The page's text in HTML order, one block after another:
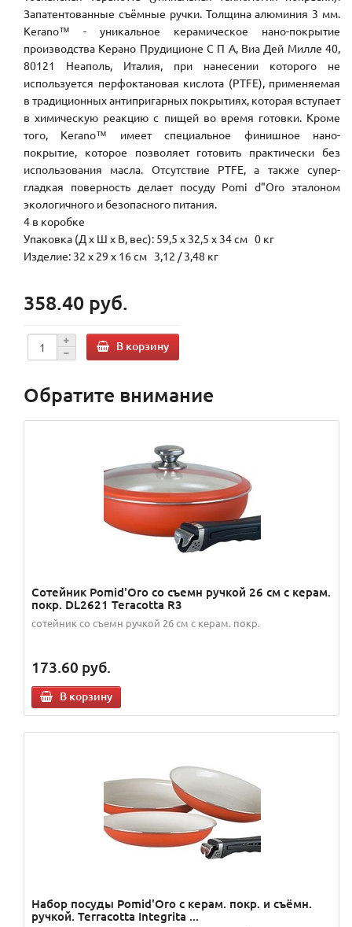
Запатентованные съёмные ручки. Толщина алюминия 3 мм.
Kerano™ - уникальное керамическое нано-покрытие
производства Керано Прудиционе С П А, Виа Дей Милле 40,
80121 Неаполь, Италия, при нанесении которого не
используется перфоктановая кислота (PTFE), применяемая
в традиционных антипригарных покрытиях, которая вступает
в химическую реакцию с пищей во время готовки. Кроме
того, Kerano™ имеет специальное финишное нано-
покрытие, которое позволяет готовить практически без
использования масла. Отсутствие PTFE, а также супер-
гладкая поверность делает посуду Pomi d"Oro эталоном
экологичного и безопасного питания.
4 в коробке
Упаковка (Д х Ш х В, вес): 59,5 x 32,5 x 34 см 0 кг
Изделие: 32 x 29 x 16 см 3,12 / 3,48 кг
358.40 руб.
В корзину
Обратите внимание
Сотейник Pomid'Oro со съемн ручкой 26 см с керам.
покр. DL2621 Teracotta R3
сотейник со съемн ручкой 26 см с керам. покр.
173.60 руб.
В корзину
Набор посуды Pomid'Oro с керам. покр. и съёмн.
ручкой. Terracotta Integrita ...